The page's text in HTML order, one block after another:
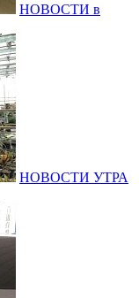
НОВОСТИ в
НОВОСТИ УТРА